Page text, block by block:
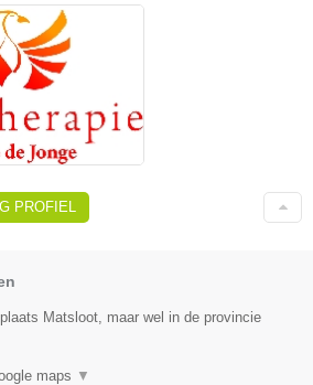
PROFIEL
Matsloot, maar wel in de provincie
maps ▼